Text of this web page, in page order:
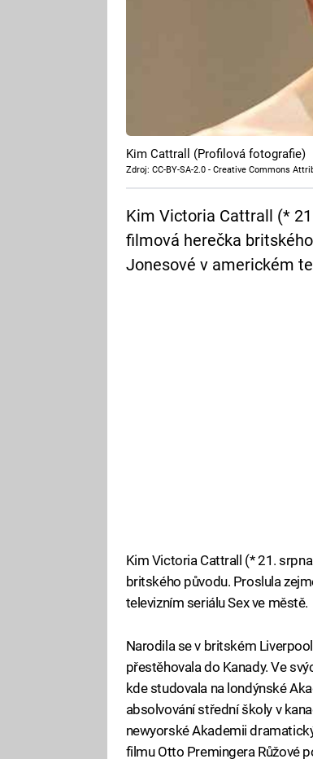
Kim Cattrall (Profilová fotografie)
Zdroj: CC-BY-SA-2.0 - Creative Commons
Kim Victoria Cattrall (*
filmová herečka
Jonesové v americkém
Kim Victoria Cattrall (* 21.
britského původu. Proslula
televizním seriálu Sex ve městě.
Narodila se v britském
přestěhovala do Kanady. Ve
kde studovala na londýnské
absolvování střední školy v
newyorské Akademii
filmu Otto Premingera Růžové